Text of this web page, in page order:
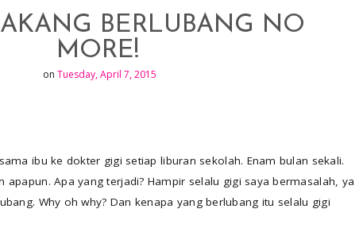
BERLUBANG NO
MORE!
on Tuesday, April 7, 2015
ibu ke dokter gigi setiap liburan sekolah. Enam bulan sekali.
apapun. Apa yang terjadi? Hampir selalu gigi saya bermasalah, ya
Why oh why? Dan kenapa yang berlubang itu selalu gigi